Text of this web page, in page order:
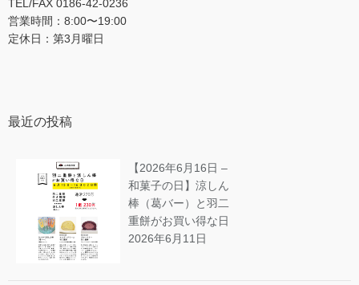
TEL/FAX 0186-42-0236
営業時間：8:00〜19:00
定休日：第3月曜日
最近の投稿
【2026年6月16日 –
和菓子の日】涼しん
棒（葛バー）と羽二
重餅がお買い得な日
2026年6月11日